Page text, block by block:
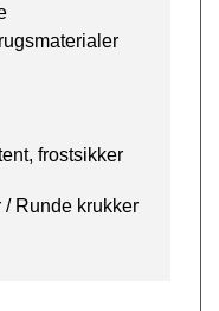
frostsikker
/ Runde krukker